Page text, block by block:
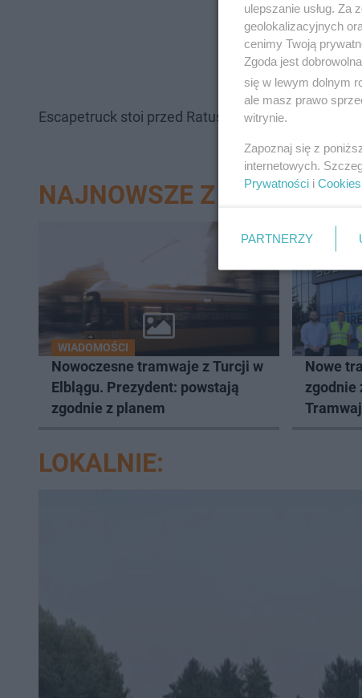
Escapetruck stoi przed Ratuszem Staromiejskim.
NAJNOWSZE Z DZIAŁU
WIADOMOŚCI
Nowoczesne tramwaje z Turcji w
Elblągu. Prezydent: powstają
zgodnie z planem
Nowe
zgodnie
LOKALNIE:
ulepszanie usług. Za
geolokalizacyjnych
cenimy Twoją
Zgoda jest
się w lewym dolnym
ale masz prawo
witrynie.
Zapoznaj się z
internetowych.
Prywatności i Cookies
PARTNERZY